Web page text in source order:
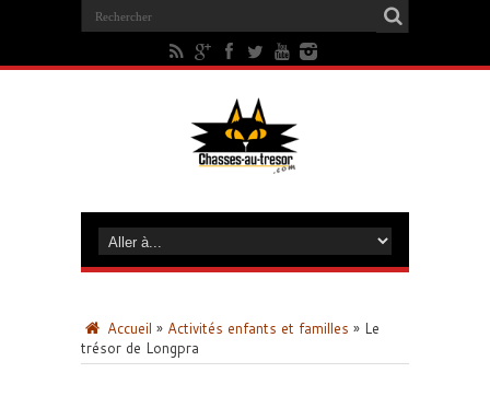
Accueil » Activités enfants et familles » Le
trésor de Longpra